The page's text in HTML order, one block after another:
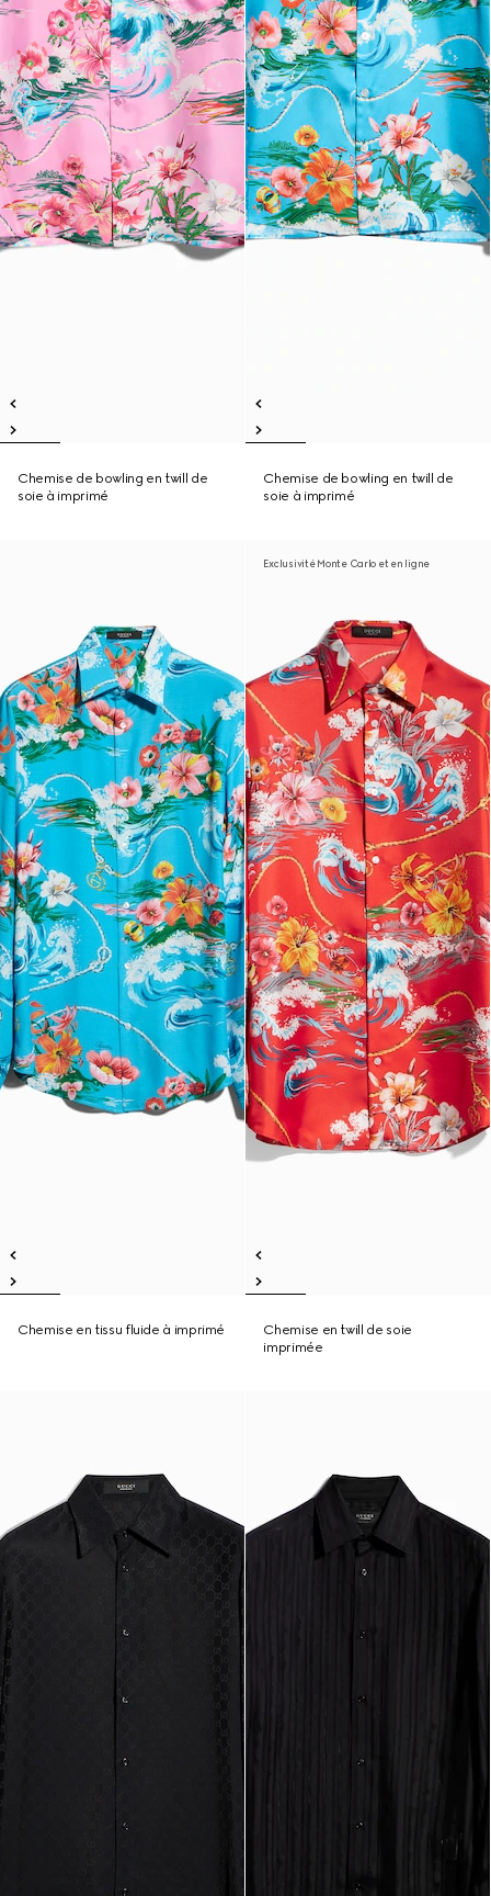
Chemise de bowling en twill de
soie à imprimé
Chemise de bowling en twill de
soie à imprimé
Chemise en tissu fluide à imprimé
Exclusivité Monte Carlo et en ligne
Chemise en twill de soie
imprimée